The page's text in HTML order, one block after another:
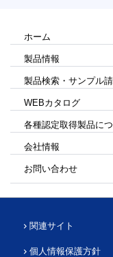
ホーム
製品情報
製品検索・サンプル
WEBカタログ
各種認定取得製品に
会社情報
お問い合わせ
関連サイト
個人情報保護方針